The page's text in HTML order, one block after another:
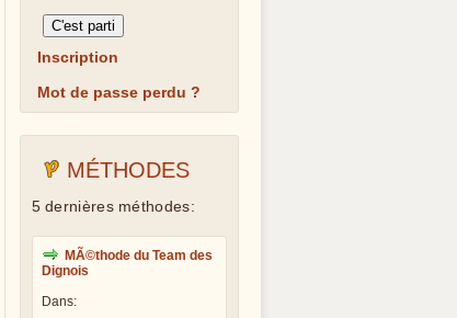
Inscription
Mot de passe perdu ?
MÉTHODES
5 dernières méthodes:
MÃ©thode du Team des
Dignois
Dans: